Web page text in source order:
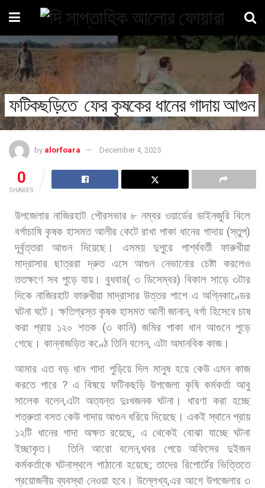
ফটিকছড়িতে ফের কৃষকের ধানের গাদায় আগুন
by alorfoara December 4, 2025
0
SHARES
উপজেলার নাজিরহাট পৌরসভার ৮ নম্বর ওয়ার্ডের ডাইনজুরি বিলে
বর্গাচাষি কৃষক হাসমত আলীর কেটে রাখা পাকা ধানের গাদায় (স্তুপ)
দূর্বৃত্তরা আগুন দিয়েছে। এসময় দুপুরে পার্শ্ববর্তী
ফারুখীয়া
মাদ্রাসার ছাত্ররা দ্রুত এসে আগুন নেভানোর চেষ্টা করলেও
ততক্ষণে সব পুড়ে যায়। বুধবার( ৩ ডিসেম্বর) বিকাল সাড়ে ৩টার
দিকে নাজিরহাট ফারুখীয়া মাদ্রাসার উত্তর পাশে এ অগ্নিকাণ্ডের
ঘটনা ঘটে। ক্ষতিগ্রস্ত কৃষক হাসমত আলী জানান,বর্গা হিসেবে চাষ
করা প্রায় ১২০ শতক (৩ কানি)জমির পাকা ধান আগুনে পুড়ে
গেছে। কান্নাজড়িত কণ্ঠে তিনি বলেন, এটা অমানবিক কাজ।
আমার এত বড় ধান গাদা পুড়িয়ে দিল মানুষ হয়ে কেউ এমন কাজ
করতে পারে ?এ বিষয়ে ফটিকছড়ি উপজেলা কৃষি কর্মকর্তা আবু
সালেক বলেন,এটা অত্যন্ত দুঃখজনক ঘটনা। ধারণা করা হচ্ছে
শত্রুতা বসত কেউ গাদায় আগুন ধরিয়ে দিয়েছে। একই স্থানে প্রায়
১২টি ধানের গাদা অক্ষত রয়েছে, এ থেকেই বোঝা যাচ্ছে ঘটনা
ইচ্ছাকৃত।
তিনি আরো বলেন,খবর পেয়ে অফিসের
দুইজন
কর্মকর্তাকে ঘটনাস্থলে পাঠানো হয়েছে;তাদের রিপোর্টের ভিত্তিতে
প্রয়োজনীয় ব্যবস্থা নেওয়া হবে। উল্লেখ্য,এর আগে উপজেলার ৩